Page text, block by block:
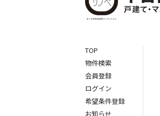
TOP
物件検索
会員登録
ログイン
希望条件登録
お知らせ